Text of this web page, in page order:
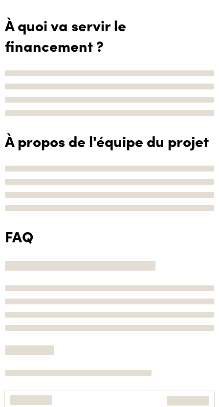
À quoi va servir le
financement ?
À propos de l'équipe du projet
FAQ